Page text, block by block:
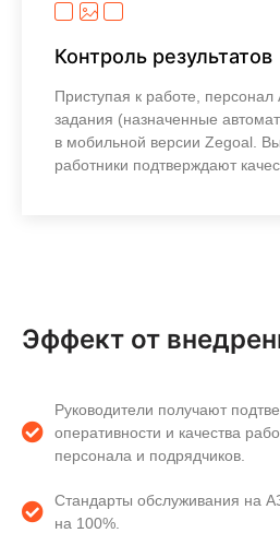
Контроль результатов
Приступая к работе,
задания (назначенные
в мобильной версии Zegoal.
работники подтверждают
Эффект от
Руководители получают
оперативности и качества
персонала и подрядчиков.
Стандарты обслуживания на
на 100%.